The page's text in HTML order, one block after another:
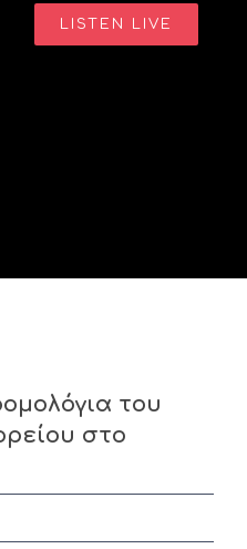
LISTEN LIVE
του
στο